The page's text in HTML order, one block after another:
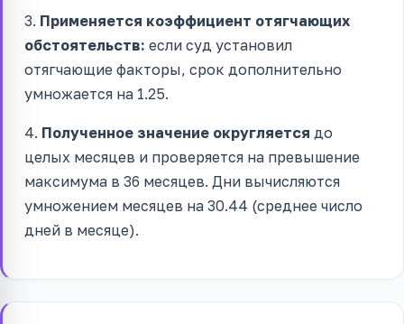
3. Применяется коэффициент отягчающих
обстоятельств: если суд установил
отягчающие факторы, срок дополнительно
умножается на 1.25.
4. Полученное значение округляется до
целых месяцев и проверяется на превышение
максимума в 36 месяцев. Дни вычисляются
умножением месяцев на 30.44 (среднее число
дней в месяце).